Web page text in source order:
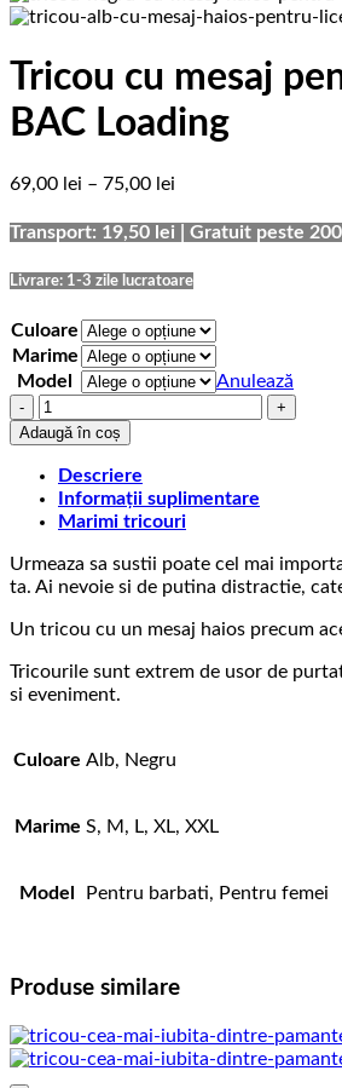
Tricou cu mesaj
BAC Loading
69,00 lei – 75,00 lei
prețuri:
până
75,00 lei
Transport: 19,50 lei | Gratuit peste
Livrare: 1-3 zile lucratoare
Culoare
Marime
Model
Anulează
Cantitate
Tricou
cu
mesaj
pentru
liceeni
Loading
Adaugă în coș
Descriere
Informații suplimentare
Marimi tricouri
Urmeaza sa sustii poate cel mai
ta. Ai nevoie si de putina distractie,
Un tricou cu un mesaj haios precum
Tricourile sunt extrem de usor de
si eveniment.
Culoare Alb, Negru
Marime S, M, L, XL, XXL
Model Pentru barbati, Pentru femei
Produse similare